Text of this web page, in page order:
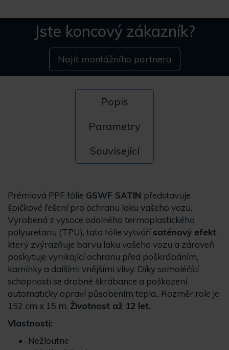
Jste koncový zákazník?
Najít montážního partnera
Popis
Parametry
Související
Prémiová PPF fólie GSWF SATIN představuje
špičkové řešení pro ochranu laku vašeho vozu.
Vyrobená z vysoce odolného termoplastického
polyuretanu (TPU), tato fólie vytvářísaténový efekt,
který zvýrazňuje barvu laku vašeho vozu a zároveň
poskytuje vynikající ochranu před poškrábáním,
kamínky a dalšími vnějšími vlivy. Díky samoléčící
schopnosti se drobné škrábance a poškození
automaticky opraví působením tepla.. Rozměr role je
152 cm x 15 m. Životnost až 12 let.
Vlastnosti:
Nežloutne